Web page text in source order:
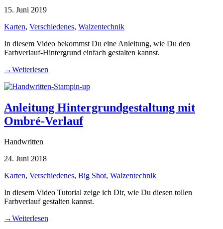
15. Juni 2019
Karten, Verschiedenes, Walzentechnik
In diesem Video bekommst Du eine Anleitung, wie Du den
Farbverlauf-Hintergrund einfach gestalten kannst.
→Weiterlesen
Anleitung Hintergrundgestaltung mit
Ombré-Verlauf
Handwritten
24. Juni 2018
Karten, Verschiedenes, Big Shot, Walzentechnik
In diesem Video Tutorial zeige ich Dir, wie Du diesen tollen
Farbverlauf gestalten kannst.
→Weiterlesen